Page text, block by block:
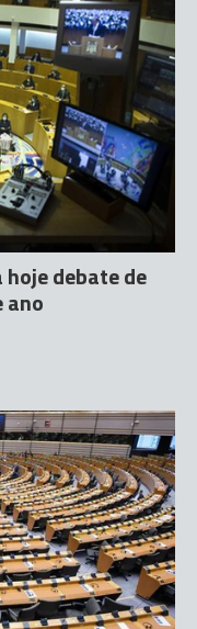
debate de
ano